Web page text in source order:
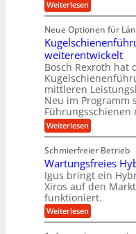
n
g
a
n
g
e
l
e
n
u
n
g
f
ü
r
R
a
p
i
d
a
-
M
a
s
c
u
g
s
p
r
o
j
e
k
b
r
i
n
g
t
Weiterlesen:
D
g
i
t
a
l
e
r
W
e
r
k
z
e
u
g
k
r
e
i
s
Neue Optionen für
weiterentwickelt
Bosch Rexroth hat
mittleren
Neu im Programm
Führungsschienen
Weiterlesen:
K
g
e
l
s
c
h
i
e
Schmierfreier Betrieb
Wartungsfreies
Igus bringt ein
Xiros auf den
funktioniert.
Weiterlesen:
W